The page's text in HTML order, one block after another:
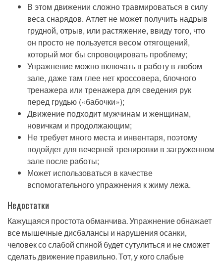
В этом движении сложно травмироваться в силу
веса снарядов. Атлет не может получить надрыв
грудной, отрыв, или растяжение, ввиду того, что
он просто не пользуется весом отягощений,
который мог бы спровоцировать проблему;
Упражнение можно включать в работу в любом
зале, даже там глее нет кроссовера, блочного
тренажера или тренажера для сведения рук
перед грудью («бабочки»);
Движение подходит мужчинам и женщинам,
новичкам и продолжающим;
Не требует много места и инвентаря, поэтому
подойдет для вечерней тренировки в загруженном
зале после работы;
Может использоваться в качестве
вспомогательного упражнения к жиму лежа.
Недостатки
Кажущаяся простота обманчива. Упражнение обнажает
все мышечные дисбалансы и нарушения осанки,
человек со слабой спиной будет сутулиться и не сможет
сделать движение правильно. Тот, у кого слабые